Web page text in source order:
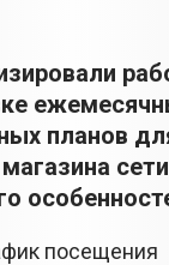
планов
посещения